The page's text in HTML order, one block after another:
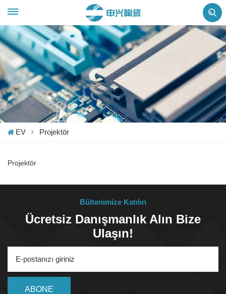
EV Projektör
Projektör
Bültenimize Katılın
Ücretsiz Danışmanlık Alın Bize
Ulaşın!
ABONE